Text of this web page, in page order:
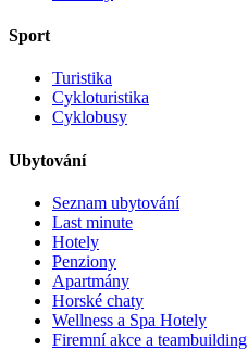
Sport
Turistika
Cykloturistika
Cyklobusy
Ubytování
Seznam ubytování
Last minute
Hotely
Penziony
Apartmány
Horské chaty
Wellness a Spa Hotely
Firemní akce a teambuilding